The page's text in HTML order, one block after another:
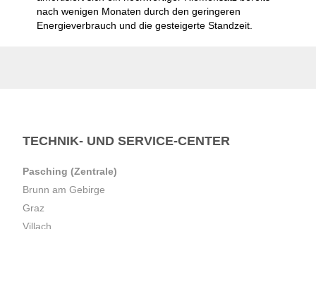
nach wenigen Monaten durch den geringeren
Energieverbrauch und die gesteigerte Standzeit.
TECHNIK- UND SERVICE-CENTER
Pasching (Zentrale)
Brunn am Gebirge
Graz
Villach